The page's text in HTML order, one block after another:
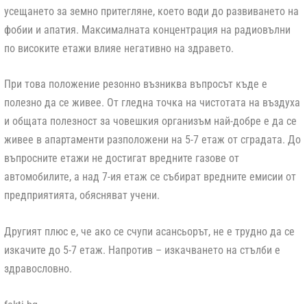
усещането за земно притегляне, което води до развиването на
фобии и апатия. Максималната концентрация на радиовълни
по високите етажи влияе негативно на здравето.
При това положение резонно възниква въпросът къде е
полезно да се живее. От гледна точка на чистотата на въздуха
и общата полезност за човешкия организъм най-добре е да се
живее в апартаменти разположени на 5-7 етаж от сградата. До
въпросните етажи не достигат вредните газове от
автомобилите, а над 7-ия етаж се събират вредните емисии от
предприятията, обясняват учени.
Другият плюс е, че ако се счупи асансьорът, не е трудно да се
изкачите до 5-7 етаж. Напротив – изкачването на стълби е
здравословно.